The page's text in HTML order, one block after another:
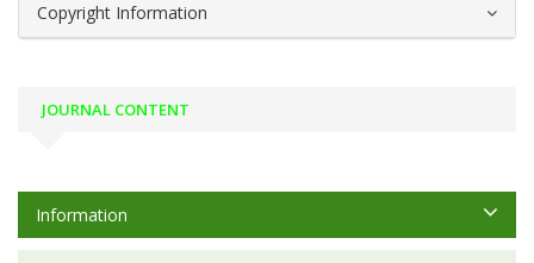
Copyright Information
JOURNAL CONTENT
Information